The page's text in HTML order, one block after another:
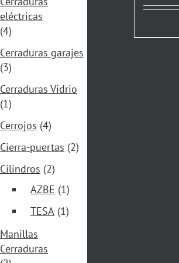
eléctricas
(4)
Cerraduras garajes
(3)
Cerraduras Vidrio
(1)
Cerrojos (4)
Cierra-puertas (2)
Cilindros (2)
AZBE (1)
TESA (1)
Manillas
Cerraduras